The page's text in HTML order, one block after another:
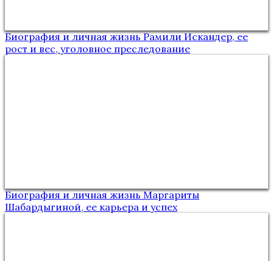
Биография и личная жизнь Рамили Искандер, ее
рост и вес, уголовное преследование
Биография и личная жизнь Маргариты
Шабардыгиной, ее карьера и успех